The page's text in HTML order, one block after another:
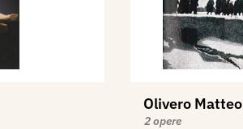
Olivero Matteo
2 opere